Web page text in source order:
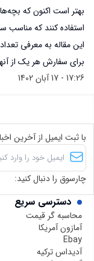
بهتر است اکنون که
استفاده کنند که مناسب
این مقاله به معرفی
برای سفارش هر یک از
سایت چارسوق کمک
17:26 - 17 آبان 1402
دسترسی سریع
محاسبه گر قیمت
آمازون آمریکا
Ebay
آدیداس ترکیه
با ثبت ایمیل از آخرین
چارسوق را دنبال کنید: